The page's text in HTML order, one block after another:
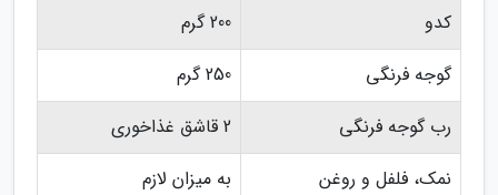
کدو
200 گرم
گوجه فرنگی
250 گرم
رب گوجه فرنگی
2 قاشق غذاخوری
نمک، فلفل و روغن
به میزان لازم